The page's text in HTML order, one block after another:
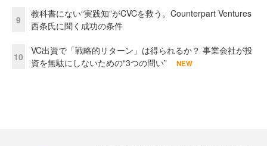
9
教科書にない“実践知”がCVCを救う。Counterpart Ventures
西条氏に聞く成功の条件
10
VC出資で「戦略的リターン」は得られるか？ 事業会社が投
資を無駄にしないための“3つの問い”
NEW